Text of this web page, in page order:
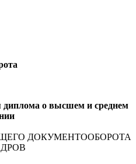
диплома о высшем и среднем
ДОКУМЕНТООБОРОТА